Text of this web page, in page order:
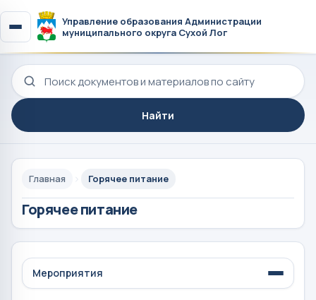
Управление образования Администрации
муниципального округа Сухой Лог
Поиск по сайту
Найти
Главная Горячее питание
Горячее питание
Мероприятия